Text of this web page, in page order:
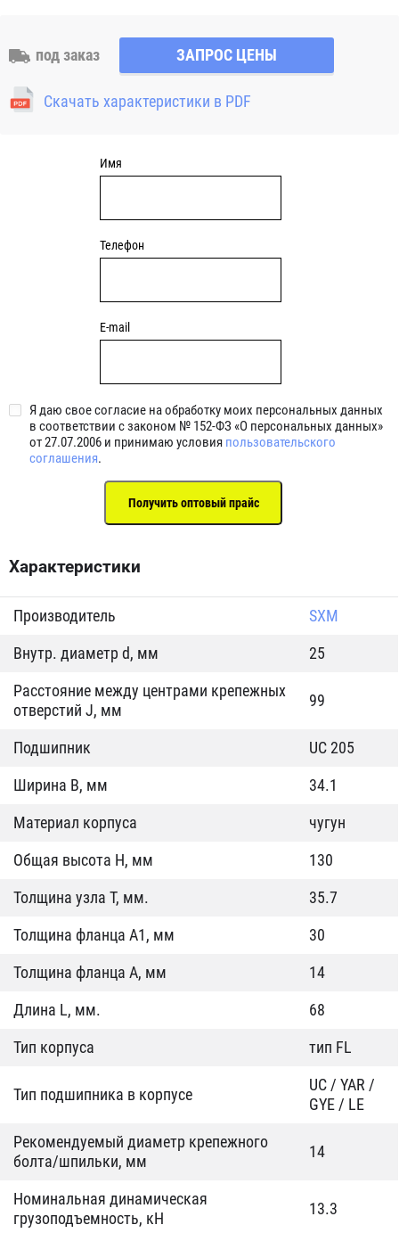
особенность позволяет компенсировать угловой перекос
вала или неточность монтажа. Узлы с овальным фланцем
являются обслуживаемыми, подшипник может быть
смазан через специальный фиттинг (тавотницу)
под заказ ЗАПРОС ЦЕНЫ
Скачать характеристики в PDF
Имя
Телефон
E-mail
Я даю свое согласие на обработку моих персональных данных
в соответствии с законом № 152-ФЗ «О персональных данных»
от 27.07.2006 и принимаю условия пользовательского
соглашения.
Характеристики
Производитель
SXM
Внутр. диаметр d, мм
25
Расстояние между центрами крепежных
отверстий J, мм
99
Подшипник
UC 205
Ширина B, мм
34.1
Материал корпуса
чугун
Общая высота H, мм
130
Толщина узла T, мм.
35.7
Толщина фланца А1, мм
30
Толщина фланца А, мм
14
Длина L, мм.
68
Тип корпуса
тип FL
Тип подшипника в корпусе
UC / YAR /
GYE / LE
Рекомендуемый диаметр крепежного
болта/шпильки, мм
14
Номинальная динамическая
грузоподъемность, кН
13.3